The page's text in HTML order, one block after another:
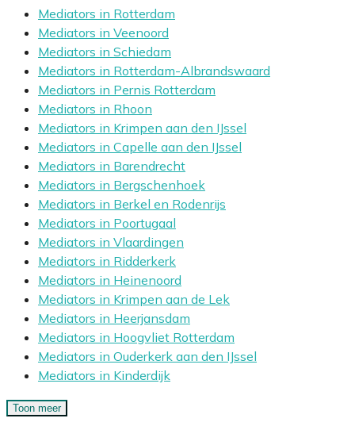
Mediators in Rotterdam
Mediators in Veenoord
Mediators in Schiedam
Mediators in Rotterdam-Albrandswaard
Mediators in Pernis Rotterdam
Mediators in Rhoon
Mediators in Krimpen aan den IJssel
Mediators in Capelle aan den IJssel
Mediators in Barendrecht
Mediators in Bergschenhoek
Mediators in Berkel en Rodenrijs
Mediators in Poortugaal
Mediators in Vlaardingen
Mediators in Ridderkerk
Mediators in Heinenoord
Mediators in Krimpen aan de Lek
Mediators in Heerjansdam
Mediators in Hoogvliet Rotterdam
Mediators in Ouderkerk aan den IJssel
Mediators in Kinderdijk
Toon meer